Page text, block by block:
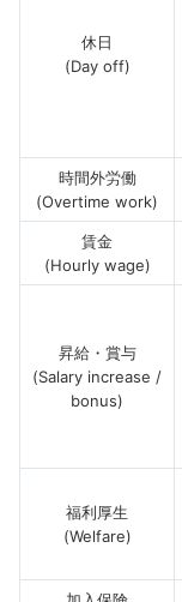
休日
(Day off)
時間外労働
(Overtime work)
賃金
(Hourly wage)
昇給・賞与
(Salary increase /
bonus)
福利厚生
(Welfare)